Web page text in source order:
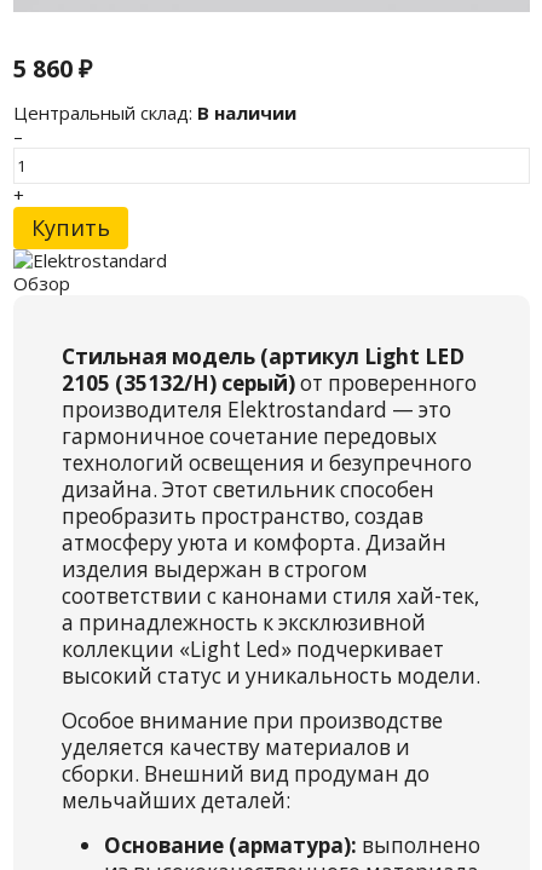
5 860₽
Центральный склад: В наличии
–
+
Купить
Обзор
Стильная модель (артикул Light LED
2105 (35132/H) серый)от проверенного
производителя Elektrostandard — это
гармоничное сочетание передовых
технологий освещения и безупречного
дизайна. Этот светильник способен
преобразить пространство, создав
атмосферу уюта и комфорта. Дизайн
изделия выдержан в строгом
соответствии с канонами стиля хай-тек,
а принадлежность к эксклюзивной
коллекции «Light Led» подчеркивает
высокий статус и уникальность модели.
Особое внимание при производстве
уделяется качеству материалов и
сборки. Внешний вид продуман до
мельчайших деталей:
Основание (арматура): выполнено